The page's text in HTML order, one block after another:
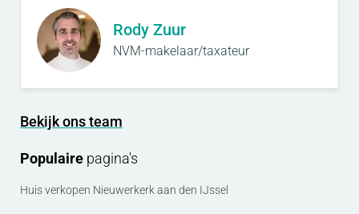
Rody Zuur
NVM-makelaar/taxateur
Bekijk ons team
Populaire pagina's
Huis verkopen Nieuwerkerk aan den IJssel